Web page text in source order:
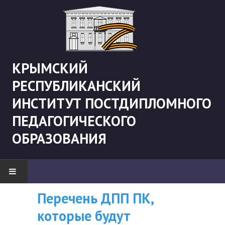
КРЫМСКИЙ
РЕСПУБЛИКАНСКИЙ
ИНСТИТУТ ПОСТДИПЛОМНОГО
ПЕДАГОГИЧЕСКОГО
ОБРАЗОВАНИЯ
НОВОСТИ
"Боевая" русистика
ВНИМАНИЮ
СЛУШАТЕЛЕЙ, У
Перечень ДПП ПК,
которые будут